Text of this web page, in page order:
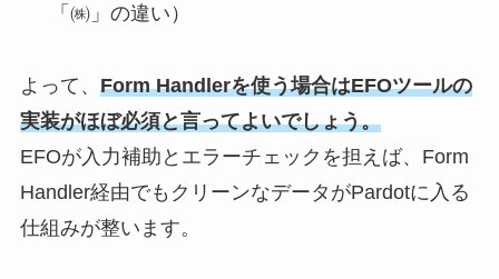
「㈱」の違い）
よって、 Form Handlerを使う場合はEFOツールの
実装がほぼ必須と言ってよいでしょう。
EFOが入力補助とエラーチェックを担えば、 Form
Handler経由でもクリーンなデータがPardotに入る
仕組みが整います。